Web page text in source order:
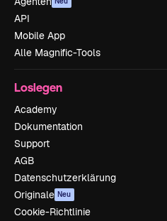
API
Mobile App
Alle Magnific-Tools
Loslegen
Academy
Dokumentation
Support
AGB
Datenschutzerklärung
Originale Neu
Cookie-Richtlinie